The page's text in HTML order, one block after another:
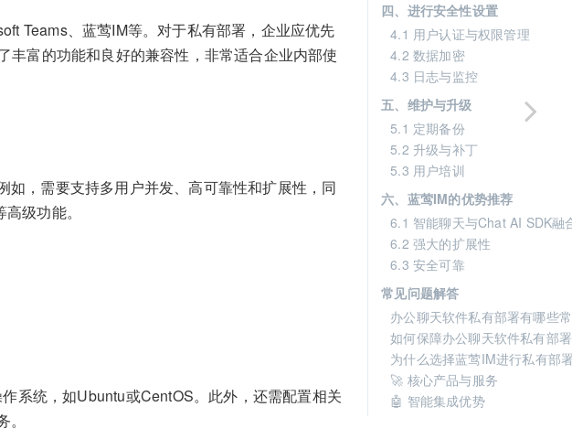
Teams、蓝莺IM等。对于私有部署，企业应优先
丰富的功能和良好的兼容性，非常适合企业内部使
，需要支持多用户并发、高可靠性和扩展性，同
级功能。
系统，如Ubuntu或CentOS。此外，还需配置相关
四、进行安全性设置
4.1 用户认证与权限管理
4.2 数据加密
4.3 日志与监控
五、维护与升级
5.1 定期备份
5.2 升级与补丁
5.3 用户培训
六、蓝莺IM的优势推荐
6.1 智能聊天与Chat AI SDK融
6.2 强大的扩展性
6.3 安全可靠
常见问题解答
办公聊天软件私有部署有哪些
如何保障办公聊天软件私有部
为什么选择蓝莺IM进行私有部
🚀 核心产品与服务
🤖 智能集成优势